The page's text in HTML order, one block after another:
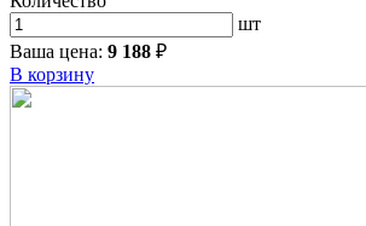
шт
Ваша цена: 9 188 ₽
В корзину